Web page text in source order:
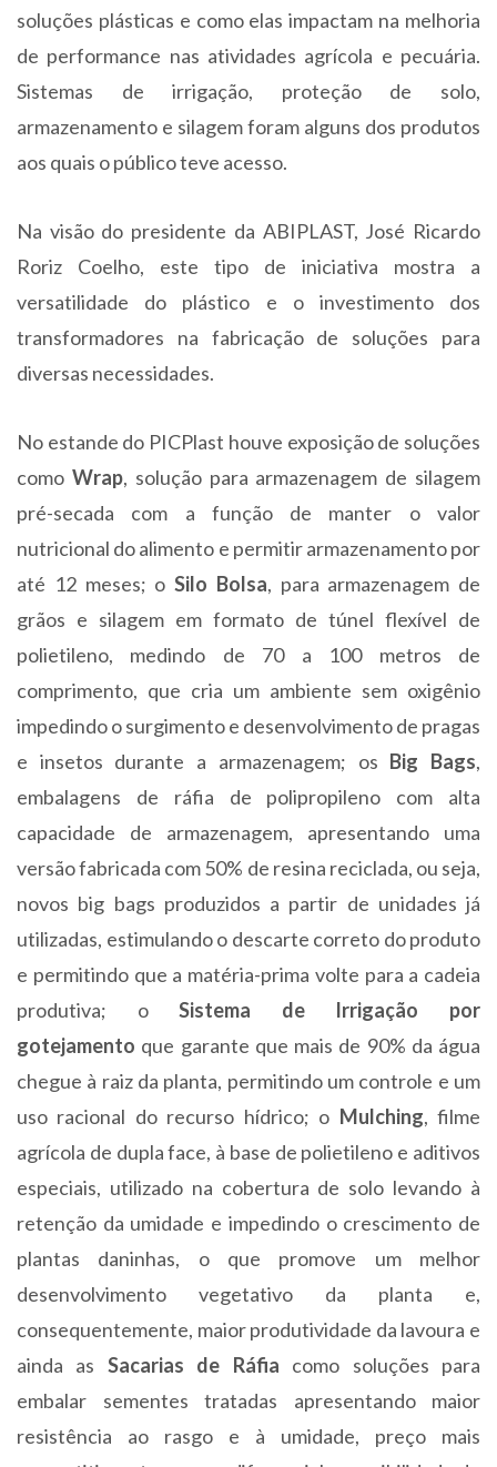
soluções plásticas e como elas impactam na melhoria
de performance nas atividades agrícola e pecuária.
Sistemas de irrigação, proteção de solo,
armazenamento e silagem foram alguns dos produtos
aos quais o público teve acesso.
Na visão do presidente da ABIPLAST, José Ricardo
Roriz Coelho, este tipo de iniciativa mostra a
versatilidade do plástico e o investimento dos
transformadores na fabricação de soluções para
diversas necessidades.
No estande do PICPlast houve exposição de soluções
como Wrap, solução para armazenagem de silagem
pré-secada com a função de manter o valor
nutricional do alimento e permitir armazenamento por
até 12 meses; o Silo Bolsa, para armazenagem de
grãos e silagem em formato de túnel flexível de
polietileno, medindo de 70 a 100 metros de
comprimento, que cria um ambiente sem oxigênio
impedindo o surgimento e desenvolvimento de pragas
e insetos durante a armazenagem; os Big Bags,
embalagens de ráfia de polipropileno com alta
capacidade de armazenagem, apresentando uma
versão fabricada com 50% de resina reciclada, ou seja,
novos big bags produzidos a partir de unidades já
utilizadas, estimulando o descarte correto do produto
e permitindo que a matéria-prima volte para a cadeia
produtiva; oSistema de Irrigação por
gotejamento que garante que mais de 90% da água
chegue à raiz da planta, permitindo um controle e um
uso racional do recurso hídrico; o Mulching, filme
agrícola de dupla face, à base de polietileno e aditivos
especiais, utilizado na cobertura de solo levando à
retenção da umidade e impedindo o crescimento de
plantas daninhas, o que promove um melhor
desenvolvimento vegetativo da planta e,
consequentemente, maior produtividade da lavoura e
ainda as Sacarias de Ráfia como soluções para
embalar sementes tratadas apresentando maior
resistência ao rasgo e à umidade, preço mais